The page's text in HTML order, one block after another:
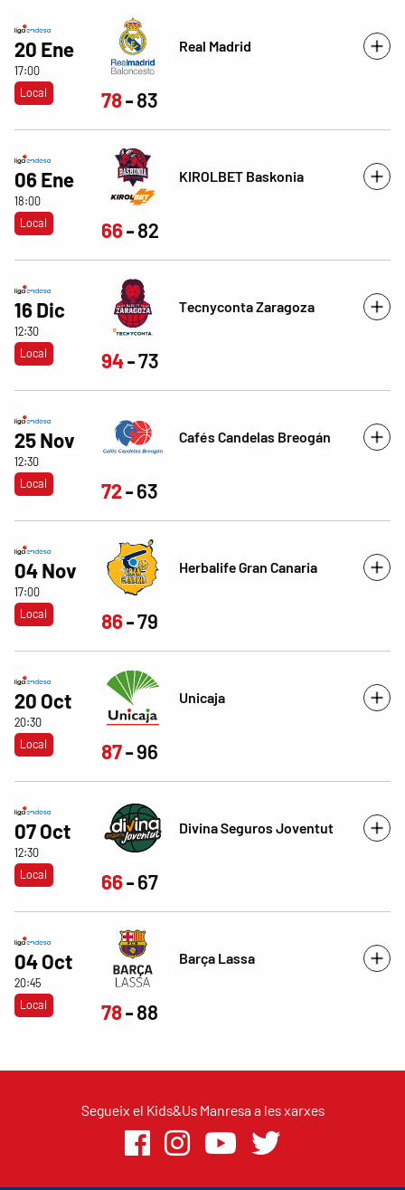
20 Ene
17:00
Local
Real Madrid
78 83
06 Ene
18:00
Local
KIROLBET Baskonia
66 82
16 Dic
12:30
Local
Tecnyconta Zaragoza
94 73
25 Nov
12:30
Local
Cafés Candelas Breogán
72 63
04 Nov
17:00
Local
Herbalife Gran Canaria
86 79
20 Oct
20:30
Local
Unicaja
87 96
07 Oct
12:30
Local
Divina Seguros Joventut
66 67
04 Oct
20:45
Local
Barça Lassa
78 88
Segueix el Kids&Us Manresa a les xarxes